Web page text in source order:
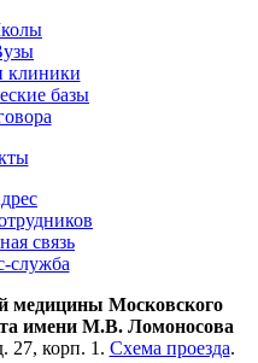
базы
связь
служба
медицины Московского
имени М.В. Ломоносова
27, корп. 1. Схема проезда.